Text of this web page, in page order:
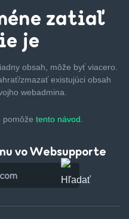
zatiaľ
je
obsah, môže byťviacero.
zmazaťexistujúci obsah
webadmina.
pomôže tento návod.
vo Websupporte